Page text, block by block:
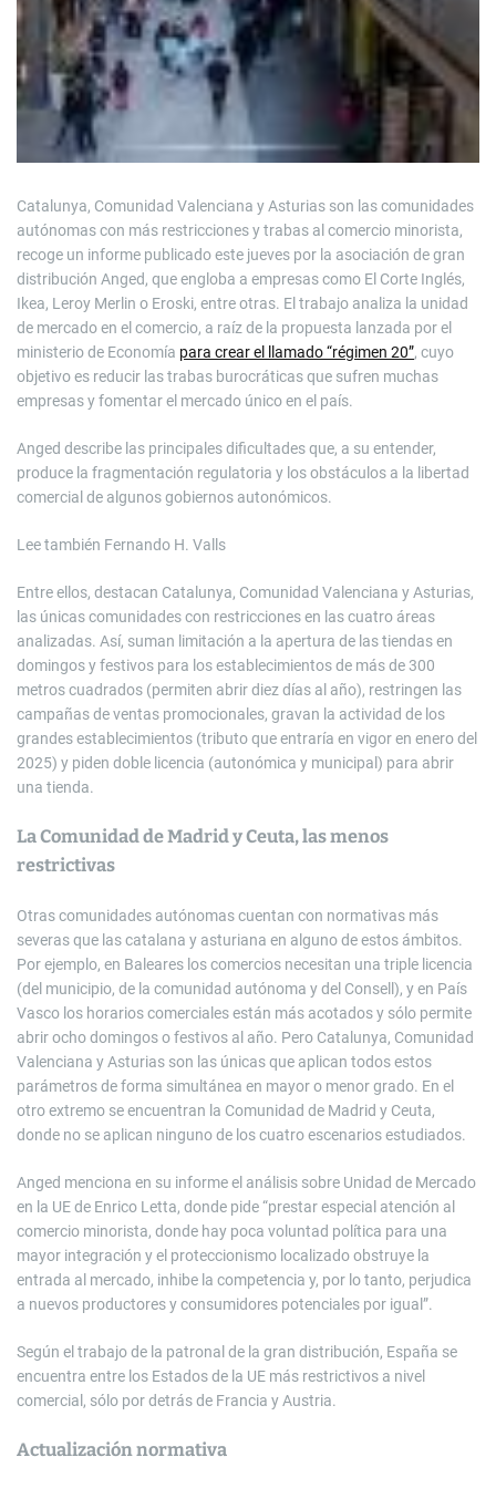
Catalunya, Comunidad Valenciana y Asturias son las comunidades
autónomas con más restricciones y trabas al comercio minorista,
recoge un informe publicado este jueves por la asociación de gran
distribución Anged, que engloba a empresas como El Corte Inglés,
Ikea, Leroy Merlin o Eroski, entre otras. El trabajo analiza la unidad
de mercado en el comercio, a raíz de la propuesta lanzada por el
ministerio de Economía para crear el llamado “régimen 20”, cuyo
objetivo es reducir las trabas burocráticas que sufren muchas
empresas y fomentar el mercado único en el país.
Anged describe las principales dificultades que, a su entender,
produce la fragmentación regulatoria y los obstáculos a la libertad
comercial de algunos gobiernos autonómicos.
Lee también Fernando H. Valls
Entre ellos, destacan Catalunya, Comunidad Valenciana y Asturias,
las únicas comunidades con restricciones en las cuatro áreas
analizadas. Así, suman limitación a la apertura de las tiendas en
domingos y festivos para los establecimientos de más de 300
metros cuadrados (permiten abrir diez días al año), restringen las
campañas de ventas promocionales, gravan la actividad de los
grandes establecimientos (tributo que entraría en vigor en enero del
2025) y piden doble licencia (autonómica y municipal) para abrir
una tienda.
La Comunidad de Madrid y Ceuta, las menos
restrictivas
Otras comunidades autónomas cuentan con normativas más
severas que las catalana y asturiana en alguno de estos ámbitos.
Por ejemplo, en Baleares los comercios necesitan una triple licencia
(del municipio, de la comunidad autónoma y del Consell), y en País
Vasco los horarios comerciales están más acotados y sólo permite
abrir ocho domingos o festivos al año. Pero Catalunya, Comunidad
Valenciana y Asturias son las únicas que aplican todos estos
parámetros de forma simultánea en mayor o menor grado. En el
otro extremo se encuentran la Comunidad de Madrid y Ceuta,
donde no se aplican ninguno de los cuatro escenarios estudiados.
Anged menciona en su informe el análisis sobre Unidad de Mercado
en la UE de Enrico Letta, donde pide “prestar especial atención al
comercio minorista, donde hay poca voluntad política para una
mayor integración y el proteccionismo localizado obstruye la
entrada al mercado, inhibe la competencia y, por lo tanto, perjudica
a nuevos productores y consumidores potenciales por igual”.
Según el trabajo de la patronal de la gran distribución, España se
encuentra entre los Estados de la UE más restrictivos a nivel
comercial, sólo por detrás de Francia y Austria.
Actualización normativa